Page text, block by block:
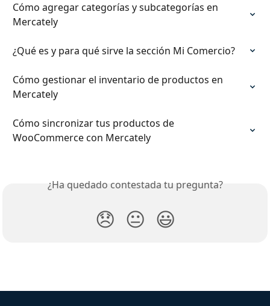
Cómo agregar categorías y subcategorías en
Mercately
¿Qué es y para qué sirve la sección Mi Comercio?
Cómo gestionar el inventario de productos en
Mercately
Cómo sincronizar tus productos de
WooCommerce con Mercately
¿Ha quedado contestada tu pregunta?
😞 😐 😃